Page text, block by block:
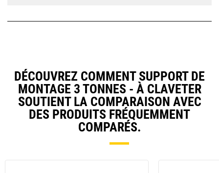
DÉCOUVREZ COMMENT SUPPORT DE
MONTAGE 3 TONNES - À CLAVETER
SOUTIENT LA COMPARAISON AVEC
DES PRODUITS FRÉQUEMMENT
COMPARÉS.